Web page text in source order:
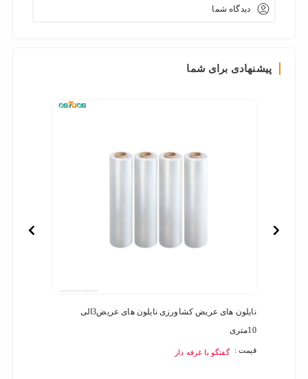
دیدگاه شما
پیشنهادی برای شما
نایلون های عریض کشاورزی نایلون های عریض3الی
10متری
قیمت : گفتگو با غرفه دار